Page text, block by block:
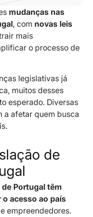
mudanças nas
, com novas leis
mais
o processo de
legislativas já
muitos desses
esperado. Diversas
a afetar quem busca
de
Portugal têm
acesso ao país
empreendedores.